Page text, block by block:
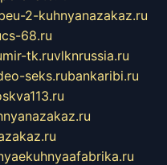
2-kuhnyanazakaz.ru
cs-68.ru
mir-tk.ruvlknrussia.ru
seks.rubankaribi.ru